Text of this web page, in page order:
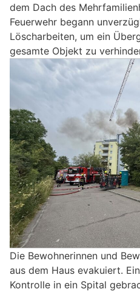
dem Dach des
Feuerwehr begann
Löscharbeiten, um ein
gesamte Objekt zu
Die Bewohnerinnen und
aus dem Haus evakuiert.
Kontrolle in ein Spital